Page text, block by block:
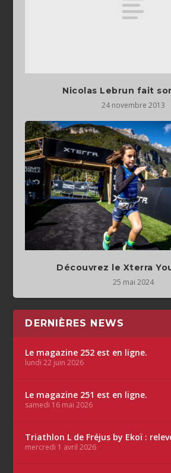
Nicolas Lebrun fait
24 novembre 2013
Découvrez le Xterra
25 mai 2024
DERNIÈRES NEWS
Le magazine 252 est en ligne.
lundi 22 juin 2026
Le magazine 251 est en ligne.
samedi 16 mai 2026
Triathlon L de Fréjus by Ekoï :
mercredi 1 avril 2026